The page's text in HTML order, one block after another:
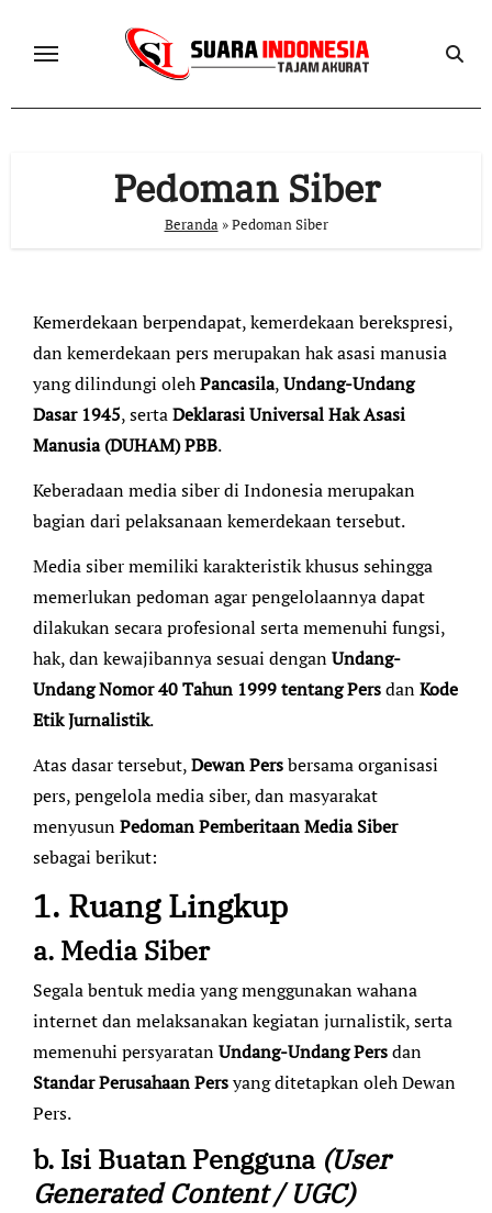
Pedoman Siber
Beranda »Pedoman Siber
Kemerdekaan berpendapat, kemerdekaan berekspresi,
dan kemerdekaan pers merupakan hak asasi manusia
yang dilindungi olehPancasila,Undang-Undang
Dasar 1945, sertaDeklarasi Universal Hak Asasi
Manusia (DUHAM) PBB.
Keberadaan media siber di Indonesia merupakan
bagian dari pelaksanaan kemerdekaan tersebut.
Media siber memiliki karakteristik khusus sehingga
memerlukan pedoman agar pengelolaannya dapat
dilakukan secara profesional serta memenuhi fungsi,
hak, dan kewajibannya sesuai denganUndang-
Undang Nomor 40 Tahun 1999 tentang PersdanKode
Etik Jurnalistik.
Atas dasar tersebut,Dewan Persbersama organisasi
pers, pengelola media siber, dan masyarakat
menyusunPedoman Pemberitaan Media Siber
sebagai berikut:
1. Ruang Lingkup
a. Media Siber
Segala bentuk media yang menggunakan wahana
internet dan melaksanakan kegiatan jurnalistik, serta
memenuhi persyaratanUndang-Undang Persdan
Standar Perusahaan Persyang ditetapkan oleh Dewan
Pers.
b. Isi Buatan Pengguna (User
Generated Content / UGC)